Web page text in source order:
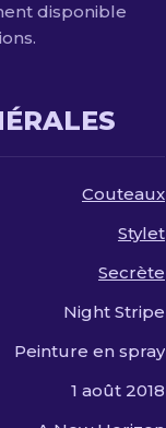
disponible
Couteaux
Stylet
Secrète
Night Stripe
Peinture en spray
1 août 2018